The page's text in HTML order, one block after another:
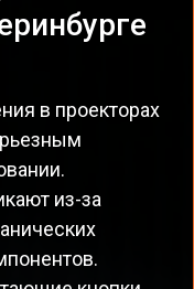
в проекторах
из-за